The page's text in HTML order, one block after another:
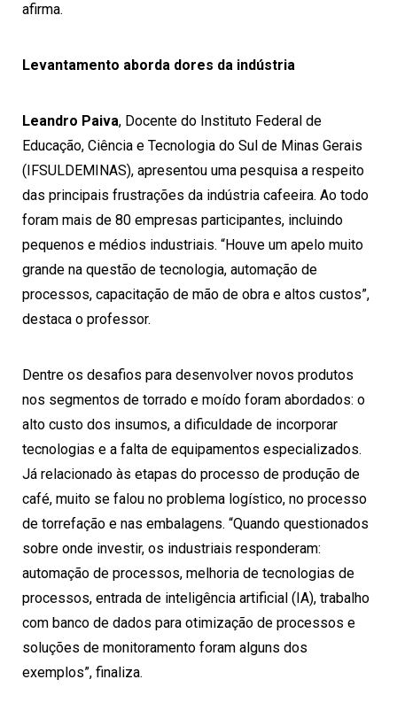
afirma.
Levantamento aborda dores da indústria
Leandro Paiva, Docente do Instituto Federal de
Educação, Ciência e Tecnologia do Sul de Minas Gerais
(IFSULDEMINAS), apresentou uma pesquisa a respeito
das principais frustrações da indústria cafeeira. Ao todo
foram mais de 80 empresas participantes, incluindo
pequenos e médios industriais. “Houve um apelo muito
grande na questão de tecnologia, automação de
processos, capacitação de mão de obra e altos custos”,
destaca o professor.
Dentre os desafios para desenvolver novos produtos
nos segmentos de torrado e moído foram abordados: o
alto custo dos insumos, a dificuldade de incorporar
tecnologias e a falta de equipamentos especializados.
Já relacionado às etapas do processo de produção de
café, muito se falou no problema logístico, no processo
de torrefação e nas embalagens. “Quando questionados
sobre onde investir, os industriais responderam:
automação de processos, melhoria de tecnologias de
processos, entrada de inteligência artificial (IA), trabalho
com banco de dados para otimização de processos e
soluções de monitoramento foram alguns dos
exemplos”, finaliza.